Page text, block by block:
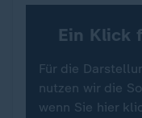
Ein Klick
Für die
nutzen wir die
wenn Sie hier